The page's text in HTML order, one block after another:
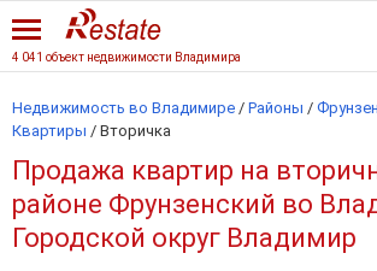
4 041 объект недвижимости Владимира
Недвижимость во Владимире / Районы /
Квартиры / Вторичка
Продажа квартир на
районе Фрунзенский во
Городской округ Владимир